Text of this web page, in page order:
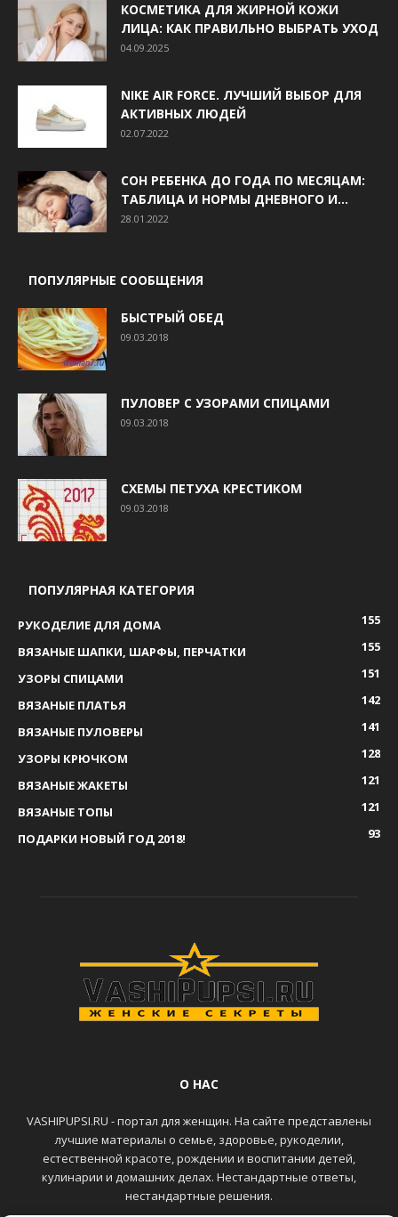
КОСМЕТИКА ДЛЯ ЖИРНОЙ КОЖИ
ЛИЦА: КАК ПРАВИЛЬНО ВЫБРАТЬ УХОД
04.09.2025
NIKE AIR FORCE. ЛУЧШИЙ ВЫБОР ДЛЯ
АКТИВНЫХ ЛЮДЕЙ
02.07.2022
СОН РЕБЕНКА ДО ГОДА ПО МЕСЯЦАМ:
ТАБЛИЦА И НОРМЫ ДНЕВНОГО И...
28.01.2022
ПОПУЛЯРНЫЕ СООБЩЕНИЯ
БЫСТРЫЙ ОБЕД
09.03.2018
ПУЛОВЕР С УЗОРАМИ СПИЦАМИ
09.03.2018
СХЕМЫ ПЕТУХА КРЕСТИКОМ
09.03.2018
ПОПУЛЯРНАЯ КАТЕГОРИЯ
РУКОДЕЛИЕ ДЛЯ ДОМА
155
ВЯЗАНЫЕ ШАПКИ, ШАРФЫ, ПЕРЧАТКИ
155
УЗОРЫ СПИЦАМИ
151
ВЯЗАНЫЕ ПЛАТЬЯ
142
ВЯЗАНЫЕ ПУЛОВЕРЫ
141
УЗОРЫ КРЮЧКОМ
128
ВЯЗАНЫЕ ЖАКЕТЫ
121
ВЯЗАНЫЕ ТОПЫ
121
ПОДАРКИ НОВЫЙ ГОД 2018!
93
О НАС
VASHIPUPSI.RU - портал для женщин. На сайте представлены
лучшие материалы о семье, здоровье, рукоделии,
естественной красоте, рождении и воспитании детей,
кулинарии и домашних делах. Нестандартные ответы,
нестандартные решения.